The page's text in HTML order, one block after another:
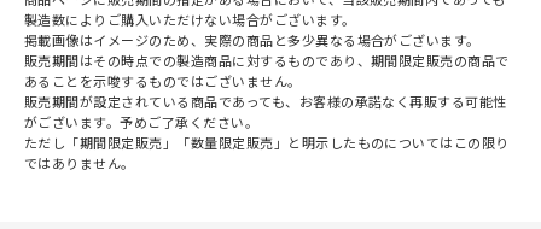
製造数によりご購入いただけない場合がございます。
掲載画像はイメージのため、実際の商品と多少異なる場合がございます。
販売期間はその時点での製造商品に対するものであり、期間限定販売の商品で
あることを示唆するものではございません。
販売期間が設定されている商品であっても、お客様の承諾なく再販する可能性
がございます。予めご了承ください。
ただし「期間限定販売」「数量限定販売」と明示したものについてはこの限り
ではありません。